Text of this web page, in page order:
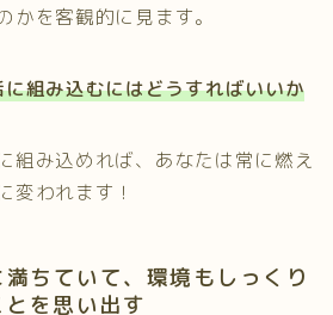
かを客観的に見ます。
組み込むにはどうすればいいか
組み込めれば、あなたは常に燃え
変われます！
ちていて、環境もしっくり
を思い出す